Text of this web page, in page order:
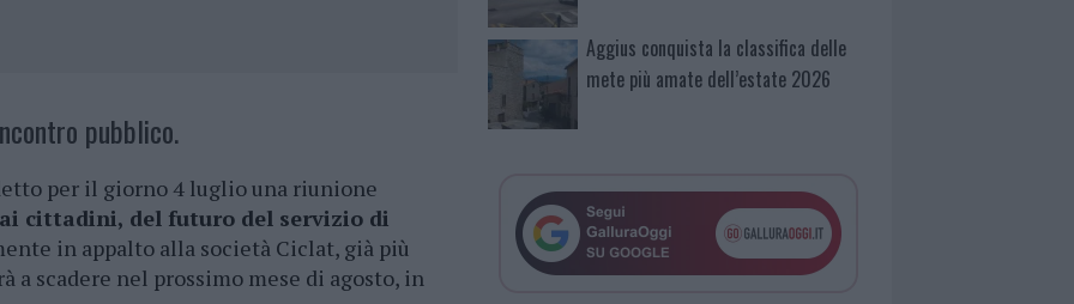
pubblico.
per il giorno 4 luglio una riunione
cittadini, del futuro del servizio di
in appalto alla società Ciclat, già più
a scadere nel prossimo mese di agosto, in
Aggius conquista la classifica delle
mete più amate dell’estate 2026